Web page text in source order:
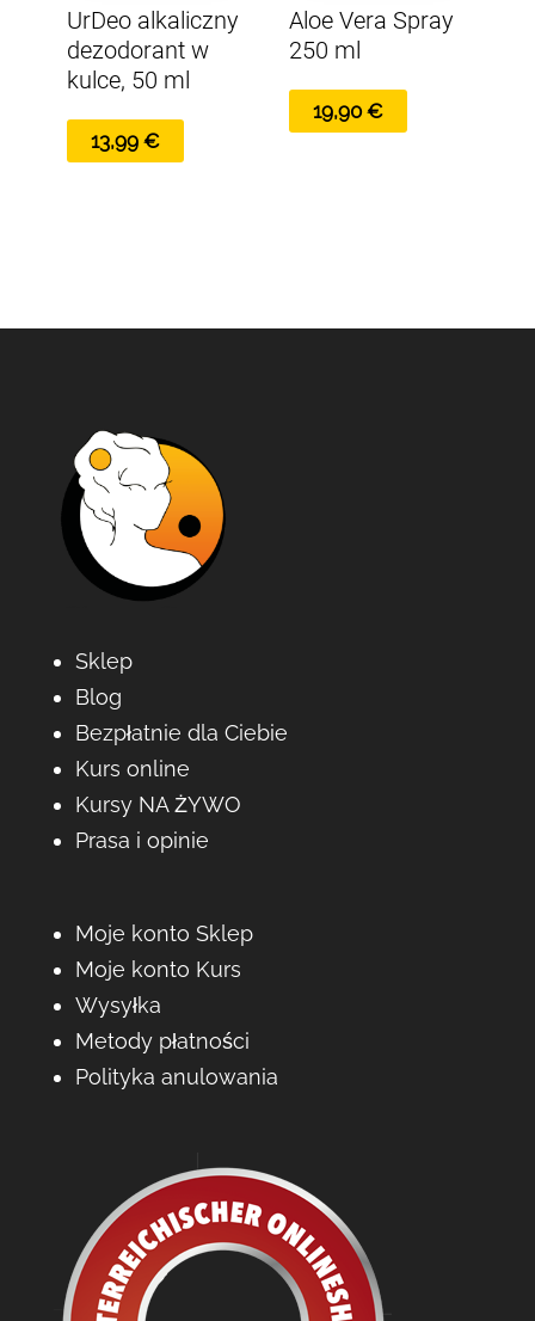
UrDeo alkaliczny
dezodorant w
kulce, 50 ml
13,99 €
Aloe Vera Spray
250 ml
19,90€
Sklep
Blog
Bezpłatnie dla Ciebie
Kurs online
Kursy NA ŻYWO
Prasa i opinie
Moje konto Sklep
Moje konto Kurs
Wysyłka
Metody płatności
Polityka anulowania